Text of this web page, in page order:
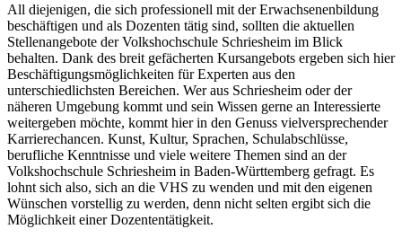
All diejenigen, die sich professionell mit der Erwachsenenbildung
beschäftigen und als Dozenten tätig sind, sollten die aktuellen
Stellenangebote der Volkshochschule Schriesheim im Blick
behalten. Dank des breit gefächerten Kursangebots ergeben sich hier
Beschäftigungsmöglichkeiten für Experten aus den
unterschiedlichsten Bereichen. Wer aus Schriesheim oder der
näheren Umgebung kommt und sein Wissen gerne an Interessierte
weitergeben möchte, kommt hier in den Genuss vielversprechender
Karrierechancen. Kunst, Kultur, Sprachen, Schulabschlüsse,
berufliche Kenntnisse und viele weitere Themen sind an der
Volkshochschule Schriesheim in Baden-Württemberg gefragt. Es
lohnt sich also, sich an die VHS zu wenden und mit den eigenen
Wünschen vorstellig zu werden, denn nicht selten ergibt sich die
Möglichkeit einer Dozententätigkeit.